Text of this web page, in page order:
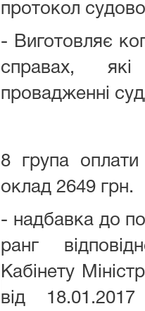
протокол
- Виготовляє
справах,
провадженні
8 група
оклад 2649 грн.
- надбавка до
ранг
Кабінету
від